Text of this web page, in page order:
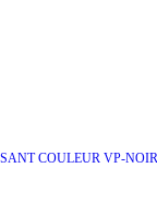
COULEUR VP-NOIR